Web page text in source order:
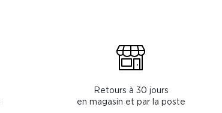
Retours à 30 jours
en magasin et par la poste